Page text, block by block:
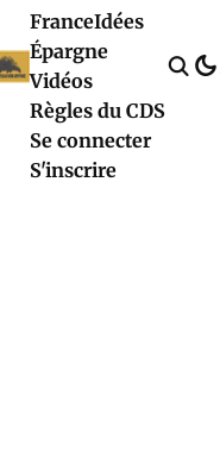
FranceIdées
Épargne
Vidéos
Règles du CDS
Se connecter
S'inscrire